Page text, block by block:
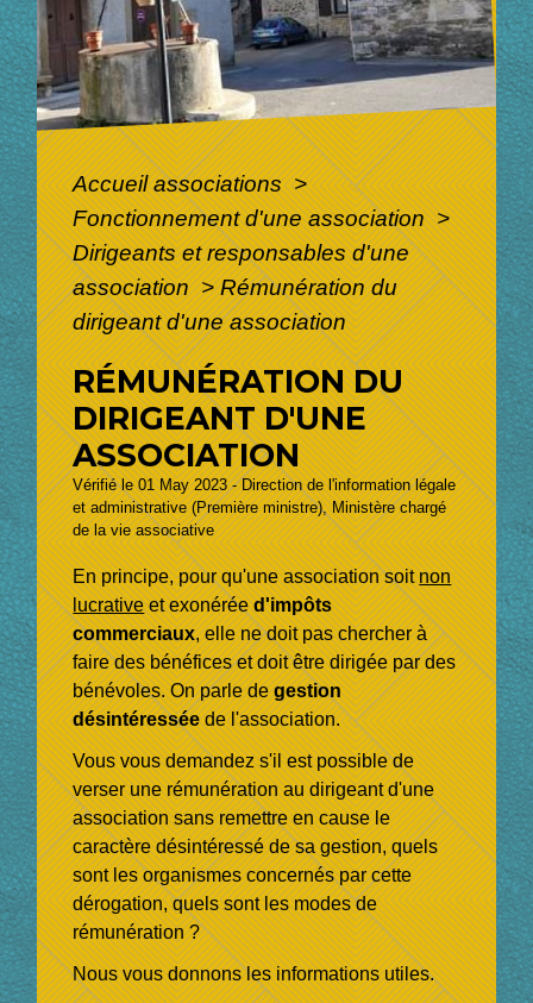
Accueil associations>
Fonctionnement d'une association>
Dirigeants et responsables d'une
association> Rémunération du
dirigeant d'une association
RÉMUNÉRATION DU
DIRIGEANT D'UNE
ASSOCIATION
Vérifié le 01 May 2023 - Direction de l'information légale
et administrative (Première ministre), Ministère chargé
de la vie associative
En principe, pour qu'une association soitnon
lucrativeet exonéréed'impôts
commerciaux, elle ne doit pas chercher à
faire des bénéfices et doit être dirigée par des
bénévoles. On parle degestion
désintéresséede l'association.
Vous vous demandez s'il est possible de
verser une rémunération au dirigeant d'une
association sans remettre en cause le
caractère désintéressé de sa gestion, quels
sont les organismes concernés par cette
dérogation, quels sont les modes de
rémunération ?
Nous vous donnons les informations utiles.